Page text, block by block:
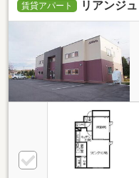
賃貸アパート リアンジュ